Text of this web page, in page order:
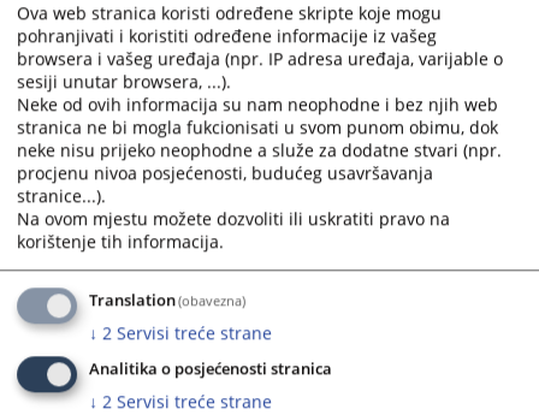
with
the
calendar
and
select
a
date.
Press
the
mark
key
get
the
with
the
calendar
and
select
a
date.
Press
key
to
get
the
Trenutno nema vijesti
Ova web stranica koristi određene skripte koje mogu
pohranjivati i koristiti određene informacije iz vašeg
browsera i vašeg uređaja (npr. IP adresa uređaja, varijable o
sesiji unutar browsera, ...).
Neke od ovih informacija su nam neophodne i bez njih web
stranica ne bi mogla fukcionisati u svom punom obimu, dok
neke nisu prijeko neophodne a služe za dodatne stvari (npr.
procjenu nivoa posjećenosti, budućeg usavršavanja
stranice...).
Na ovom mjestu možete dozvoliti ili uskratiti pravo na
korištenje tih informacija.
Translation(obavezna)
↓ 2 Servisi treće strane
Analitika o posjećenosti stranica
↓ 2 Servisi treće strane